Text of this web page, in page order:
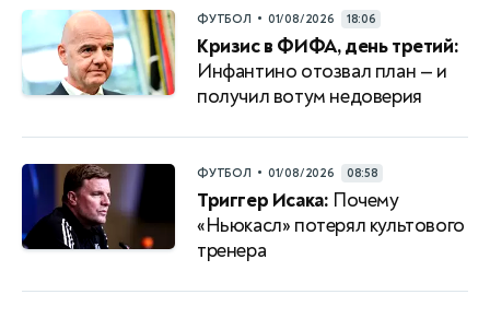
ФУТБОЛ • 01/08/2026 18:06
Кризис в ФИФА, день третий:
Инфантино отозвал план — и
получил вотум недоверия
ФУТБОЛ • 01/08/2026 08:58
Триггер Исака: Почему
«Ньюкасл» потерял культового
тренера